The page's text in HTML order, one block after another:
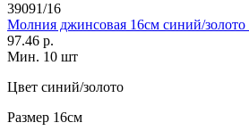
39091/16
Молния джинсовая 16см синий/золото
97.46 р.
Мин. 10 шт
Цвет синий/золото
Размер 16см